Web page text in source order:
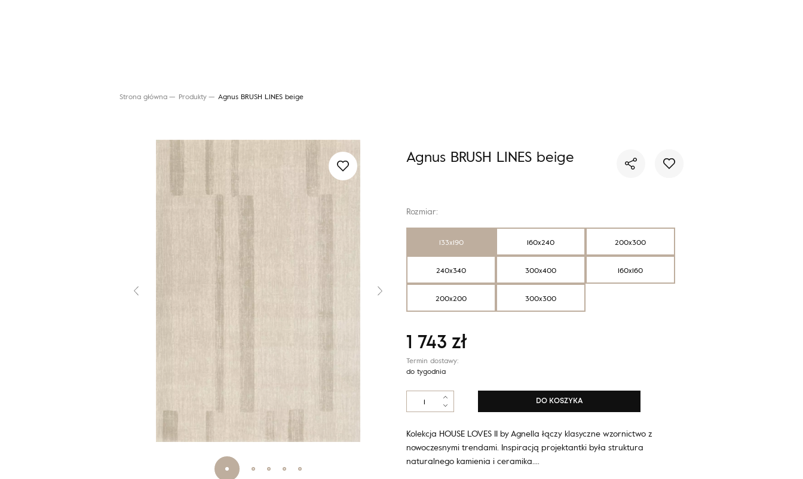
Strona główna Produkty Agnus BRUSH LINES beige
Agnus BRUSH LINES beige
Rozmiar:
133x190 160x240 200x300
240x340 300x400 160x160
200x200 300x300
1 743 zł
Termin dostawy:
do tygodnia
ilość
Agnus
LINES
beige
DO KOSZYKA
Kolekcja HOUSE LOVES II by Agnella łączy klasyczne wzornictwo z
nowoczesnymi trendami. Inspiracją projektantki była struktura
naturalnego kamienia i ceramika.…